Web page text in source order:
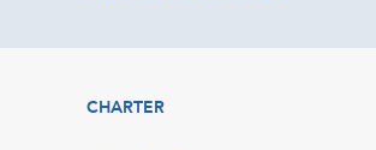
CHARTER